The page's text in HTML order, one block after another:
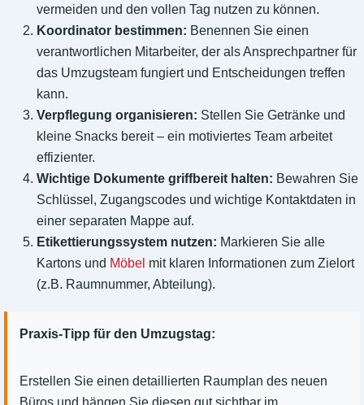
vermeiden und den vollen Tag nutzen zu können.
Koordinator bestimmen: Benennen Sie einen
verantwortlichen Mitarbeiter, der als Ansprechpartner für
das Umzugsteam fungiert und Entscheidungen treffen
kann.
Verpflegung organisieren: Stellen Sie Getränke und
kleine Snacks bereit – ein motiviertes Team arbeitet
effizienter.
Wichtige Dokumente griffbereit halten: Bewahren Sie
Schlüssel, Zugangscodes und wichtige Kontaktdaten in
einer separaten Mappe auf.
Etikettierungssystem nutzen: Markieren Sie alle
Kartons und Möbel mit klaren Informationen zum Zielort
(z.B. Raumnummer, Abteilung).
Praxis-Tipp für den Umzugstag:
Erstellen Sie einen detaillierten Raumplan des neuen
Büros und hängen Sie diesen gut sichtbar im